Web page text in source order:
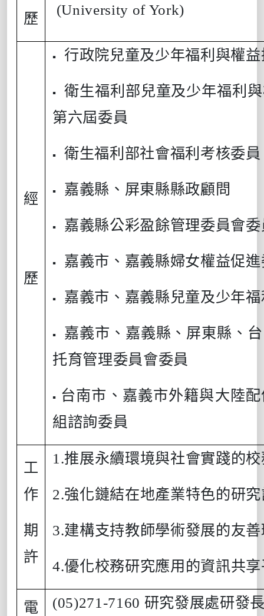
歷
(University of York)
經
歷
▪ 行政院兒童及少年福利與權
▪
衛生福利部兒童及少年福利
第六屆委員
▪ 衛生福利部社會福利考核委員
▪ 嘉義縣、屏東縣縣政顧問
▪ 嘉義縣公彩盈餘管理委員會委
▪ 嘉義市、嘉義縣婦女權益促
▪ 嘉義市、嘉義縣兒童及少年
▪
嘉義市、嘉義縣、屏東縣、
托育管理委員會委員
▪ 台南市、嘉義市外籍與大陸
組諮詢委員
工
作
期
許
1.推展永續環境與社會實踐的
2.強化鏈結在地產業特色的研
3.建構支持教師學術發展的友
4.優化校務研究應用的資訊共
電
(05)271-7160 研究發展處研發